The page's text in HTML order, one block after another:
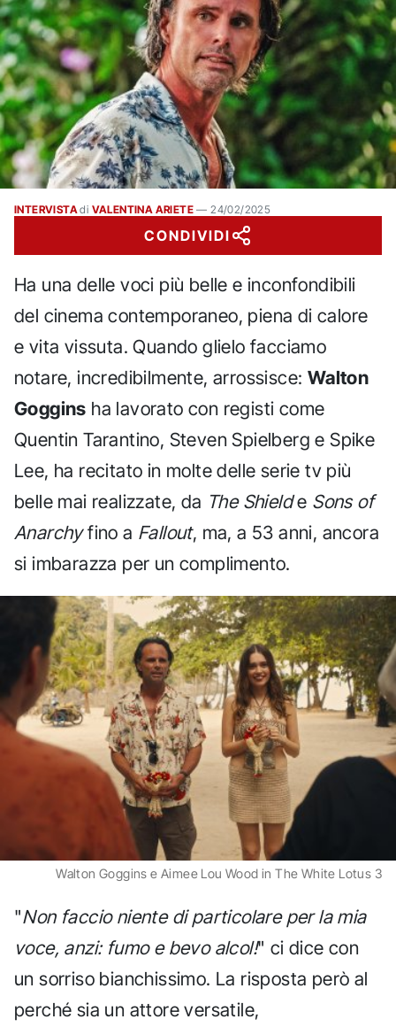
INTERVISTAdi VALENTINA ARIETE —24/02/2025
CONDIVIDI
Ha una delle voci più belle e inconfondibili
del cinema contemporaneo, piena di calore
e vita vissuta. Quando glielo facciamo
notare, incredibilmente, arrossisce: Walton
Goggins ha lavorato con registi come
Quentin Tarantino, Steven Spielberg e Spike
Lee, ha recitato in molte delle serie tv più
belle mai realizzate, da The Shielde Sons of
Anarchyfino a Fallout, ma, a 53 anni, ancora
si imbarazza per un complimento.
Walton Goggins e Aimee Lou Wood in The White Lotus 3
"Non faccio niente di particolare per la mia
voce, anzi: fumo e bevo alcol!" ci dice con
un sorriso bianchissimo. La risposta però al
perché sia un attore versatile,